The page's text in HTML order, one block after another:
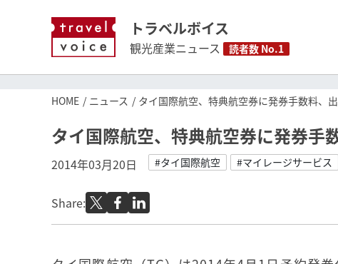
トラベルボイス
観光産業ニュース 読者数 No.1
HOME ニュース タイ国際航空、特典航空券に発券手数料、
タイ国際航空、特典航空券に発券手
2014年03月20日 #タイ国際航空 #マイレージサービス
Share: